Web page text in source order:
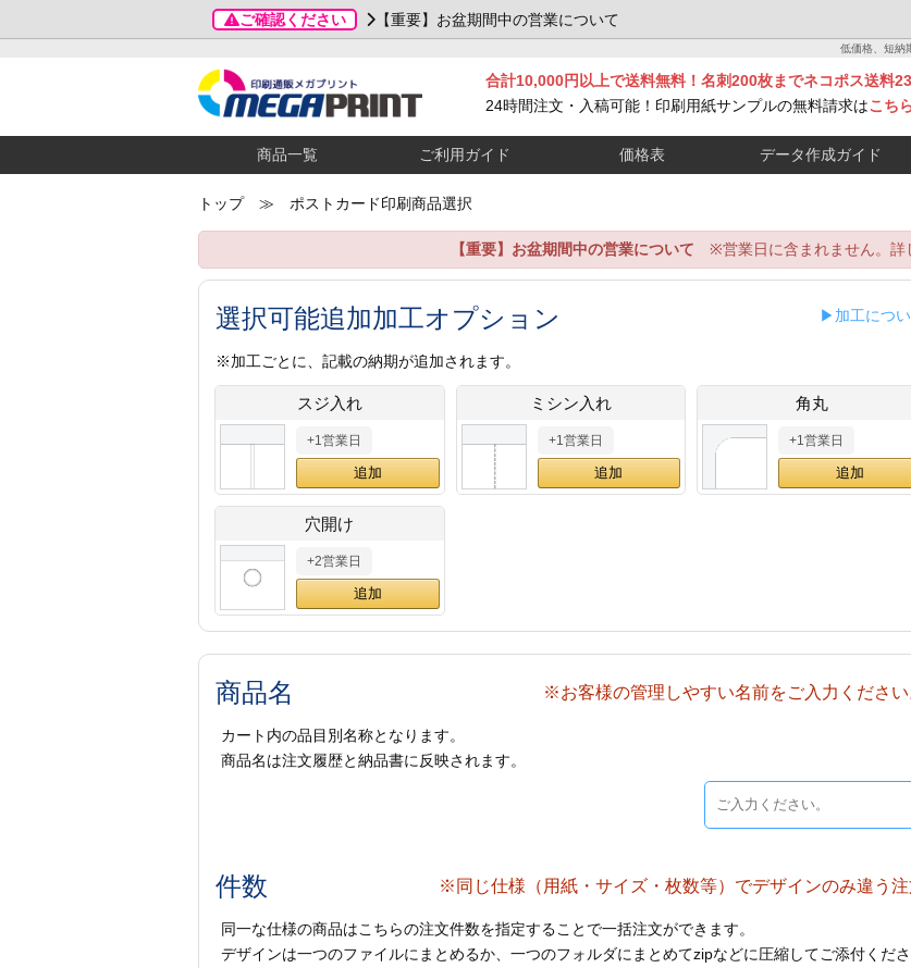
ご確認ください 【重要】お盆期間中の営業について
低価格、短納
合計10,000円以上で送料無料！名刺200枚までネコポス送料
24時間注文・入稿可能！印刷用紙サンプルの無料請求はこち
商品一覧 ご利用ガイド 価格表 データ作成ガイド
トップ≫ ポストカード印刷商品選択
【重要】お盆期間中の営業について ※営業日に含まれません。詳
選択可能追加加工オプション ▶加工につ
※加工ごとに、記載の納期が追加されます。
スジ入れ
+1営業日
ミシン入れ
+1営業日
角丸
+1営業日
穴開け
+2営業日
商品名 ※お客様の管理しやすい名前をご入力ください
カート内の品目別名称となります。
商品名は注文履歴と納品書に反映されます。
件数 ※同じ仕様（用紙・サイズ・枚数等）でデザインのみ違う注
同一な仕様の商品はこちらの注文件数を指定することで一括注文ができます。
デザインは一つのファイルにまとめるか、一つのフォルダにまとめてzipなどに圧縮してご添付くださ